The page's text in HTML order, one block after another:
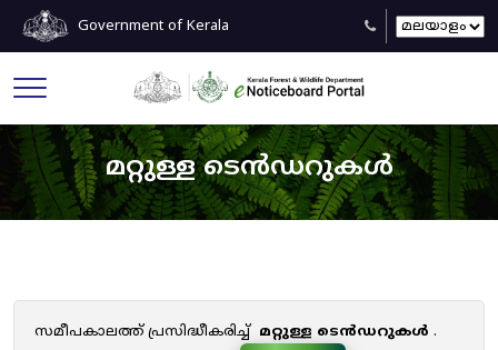
Government of Kerala
മറ്റുള്ള ടെൻഡറുകൾ
സമീപകാലത്ത് പ്രസിദ്ധീകരിച്ച് മറ്റുള്ള ടെൻഡറുകൾ .